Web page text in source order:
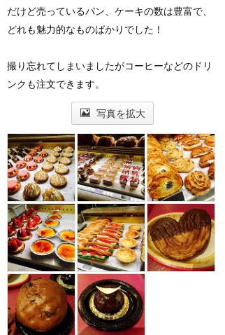
だけど売っているパン、ケーキの数は豊富で、
どれも魅力的なものばかりでした！
撮り忘れてしまいましたがコーヒーなどのドリ
ンクも注文できます。
写真を拡大